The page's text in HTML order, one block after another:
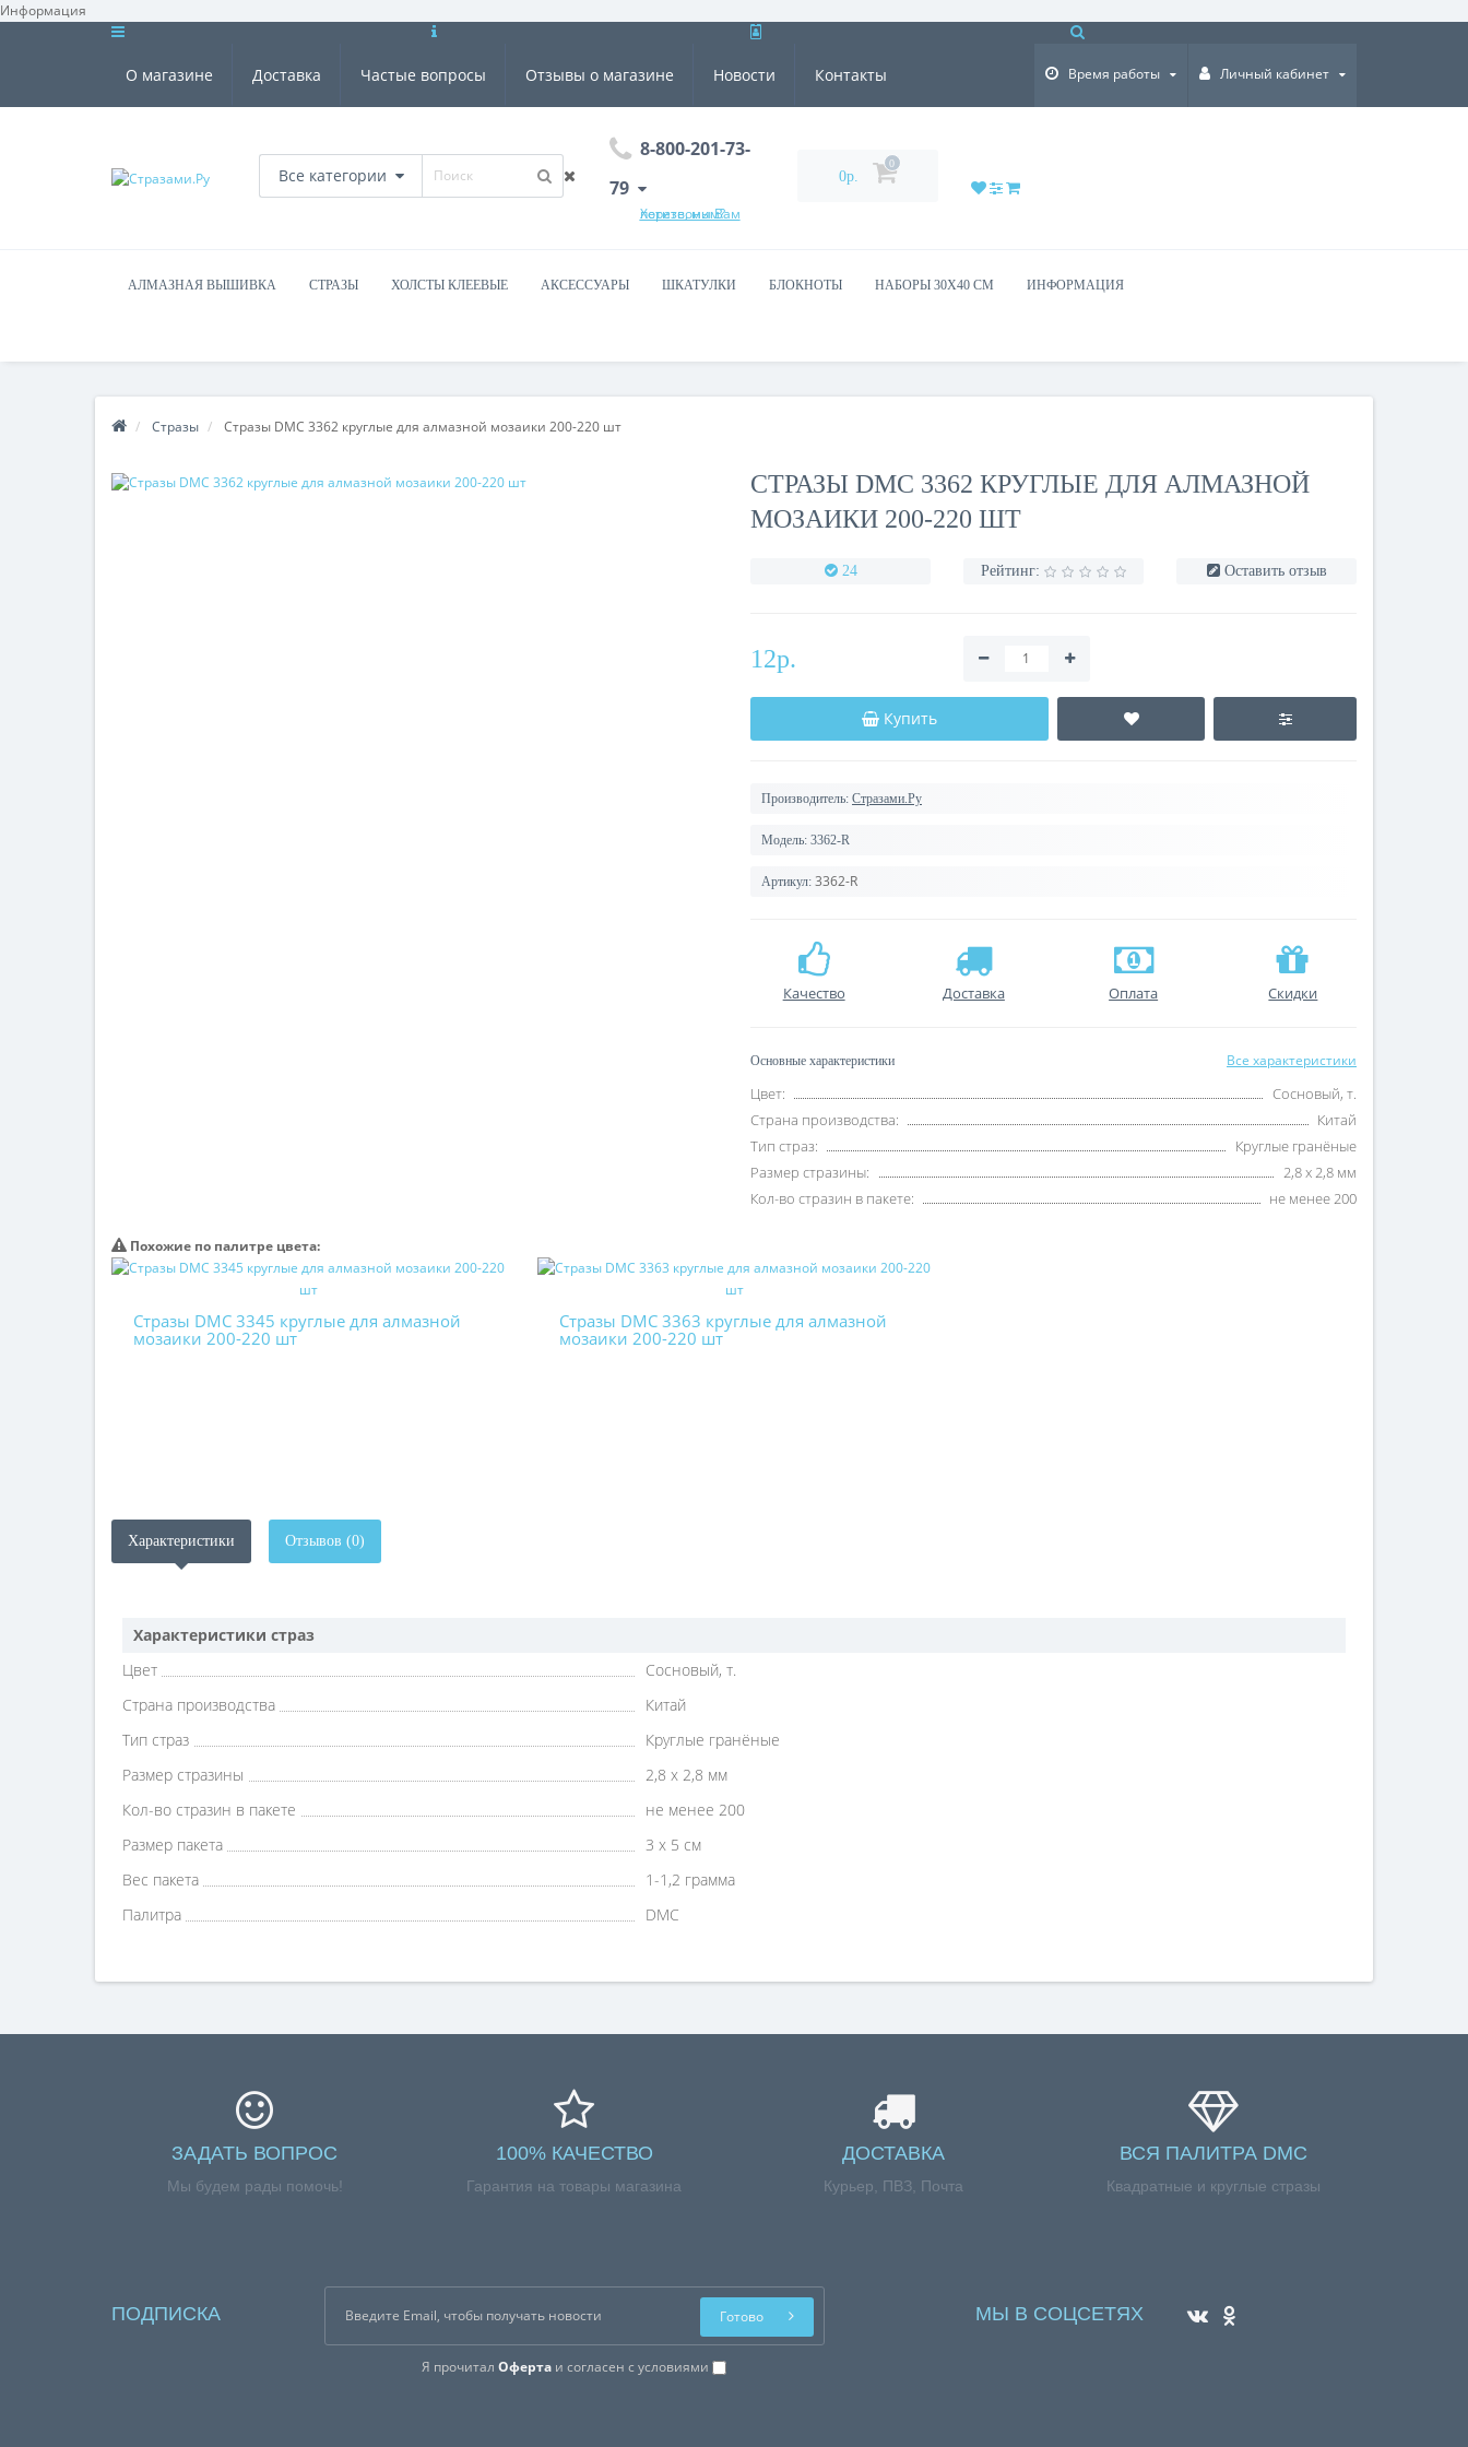
Информация ×
О магазине Доставка Частые вопросы Отзывы о магазине Новости Контакты Время работы Личный кабинет
Все категории
8-800-201-73-
79
Хотите, мы Вам перезвоним?
0р.
0
АЛМАЗНАЯ ВЫШИВКА СТРАЗЫ ХОЛСТЫ КЛЕЕВЫЕ АКСЕССУАРЫ ШКАТУЛКИ БЛОКНОТЫ НАБОРЫ 30Х40 СМ ИНФОРМАЦИЯ
Стразы Стразы DMC 3362 круглые для алмазной мозаики 200-220 шт
СТРАЗЫ DMC 3362 КРУГЛЫЕ ДЛЯ АЛМАЗНОЙ
МОЗАИКИ 200-220 ШТ
24 Рейтинг: Оставить отзыв
12р.
Купить
Производитель: Стразами.Ру
Модель: 3362-R
Артикул: 3362-R
Качество Доставка Оплата Скидки
Основные характеристики Все характеристики
Цвет:
Сосновый, т.
Страна производства:
Китай
Тип страз:
Круглые гранёные
Размер стразины:
2,8 х 2,8 мм
Кол-во стразин в пакете:
не менее 200
Похожие по палитре цвета:
Стразы DMC 3345 круглые для алмазной
мозаики 200-220 шт
Стразы DMC 3363 круглые для алмазной
мозаики 200-220 шт
Характеристики Отзывов (0)
Характеристики страз
Цвет
Сосновый, т.
Страна производства
Китай
Тип страз
Круглые гранёные
Размер стразины
2,8 х 2,8 мм
Кол-во стразин в пакете
не менее 200
Размер пакета
3 х 5 см
Вес пакета
1-1,2 грамма
Палитра
DMC
ЗАДАТЬ ВОПРОС
Мы будем рады помочь!
100% КАЧЕСТВО
Гарантия на товары магазина
ДОСТАВКА
Курьер, ПВЗ, Почта
ВСЯ ПАЛИТРА DMC
Квадратные и круглые стразы
ПОДПИСКА
Я прочиталОферта и согласен с условиями
Готово МЫ В СОЦСЕТЯХ